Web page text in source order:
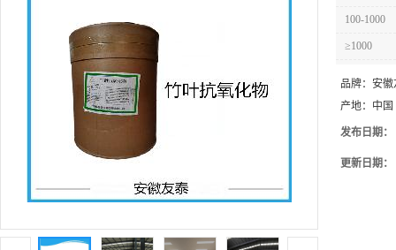
100-1000
≥1000
品牌： 安徽
产地： 中国
发布日期：
更新日期：